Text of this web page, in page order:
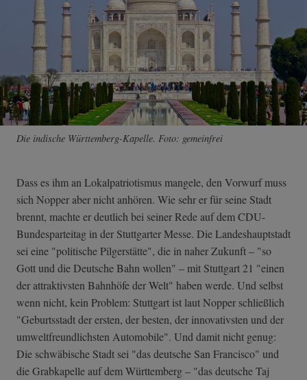
Die indische Württemberg-Kapelle. Foto: gemeinfrei
Dass es ihm an Lokalpatriotismus mangele, den Vorwurf muss
sich Nopper aber nicht anhören. Wie sehr er für seine Stadt
brennt, machte er deutlich bei seiner Rede auf dem CDU-
Bundesparteitag in der Stuttgarter Messe. Die Landeshauptstadt
sei eine "politische Pilgerstätte", die in naher Zukunft – "so
Gott und die Deutsche Bahn wollen" – mit Stuttgart 21 "einen
der attraktivsten Bahnhöfe der Welt" haben werde. Und selbst
wenn nicht, kein Problem: Stuttgart ist laut Nopper schließlich
"Geburtsstadt der ersten, der besten, der innovativsten und der
umweltfreundlichsten Automobile". Und damit nicht genug:
Die schwäbische Stadt sei "das deutsche San Francisco" und
die Grabkapelle auf dem Württemberg – "das deutsche Taj